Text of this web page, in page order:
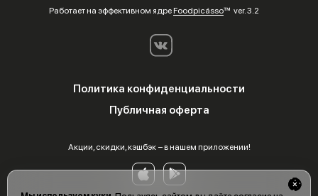
Работает на эффективном ядреFoodpicássover. 3.2
Политика конфиденциальности
Публичная оферта
Акции, скидки, кэшбэк − в нашем приложении!